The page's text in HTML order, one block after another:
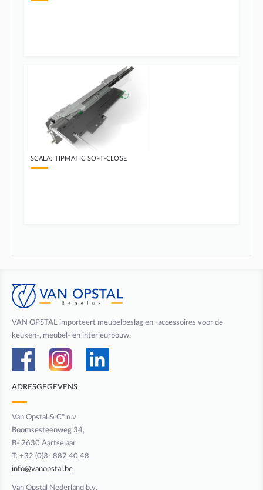
SCALA: TIPMATIC SOFT-CLOSE
VAN OPSTAL importeert meubelbeslag en -accessoires voor de
keuken-, meubel- en interieurbouw.
ADRESGEGEVENS
Van Opstal & C° n.v.
Boomsesteenweg 34,
B- 2630 Aartselaar
T: +32 (0)3- 887.40.48
info@vanopstal.be
Van Opstal Nederland b.v.